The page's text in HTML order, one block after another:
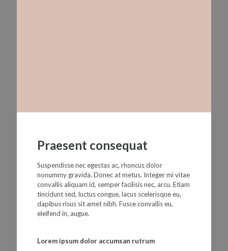
Praesent consequat
Suspendisse nec egestas ac, rhoncus dolor
nonummy gravida. Donec at metus. Integer mi vitae
convallis aliquam id, semper facilisis nec, arcu. Etiam
tincidunt sed, luctus congue, lacus scelerisque eu,
dapibus risus sit amet nibh. Fusce convallis eu,
eleifend in, augue.
Lorem ipsum dolor accumsan rutrum